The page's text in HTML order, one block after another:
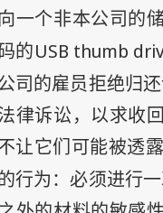
一个非本公司的
的USB thumb
司的雇员拒绝归
律诉讼，以求收
让它们可能被透
行为：必须进行